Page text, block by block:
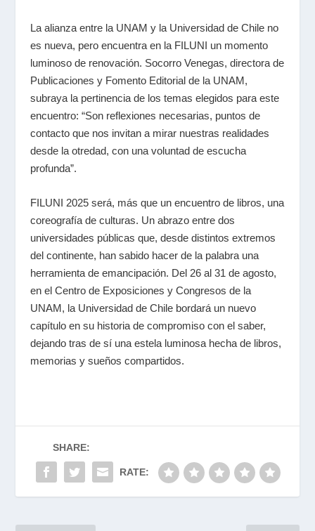
La alianza entre la UNAM y la Universidad de Chile no
es nueva, pero encuentra en la FILUNI un momento
luminoso de renovación. Socorro Venegas, directora de
Publicaciones y Fomento Editorial de la UNAM,
subraya la pertinencia de los temas elegidos para este
encuentro: “Son reflexiones necesarias, puntos de
contacto que nos invitan a mirar nuestras realidades
desde la otredad, con una voluntad de escucha
profunda”.
FILUNI 2025 será, más que un encuentro de libros, una
coreografía de culturas. Un abrazo entre dos
universidades públicas que, desde distintos extremos
del continente, han sabido hacer de la palabra una
herramienta de emancipación. Del 26 al 31 de agosto,
en el Centro de Exposiciones y Congresos de la
UNAM, la Universidad de Chile bordará un nuevo
capítulo en su historia de compromiso con el saber,
dejando tras de sí una estela luminosa hecha de libros,
memorias y sueños compartidos.
SHARE:
RATE: